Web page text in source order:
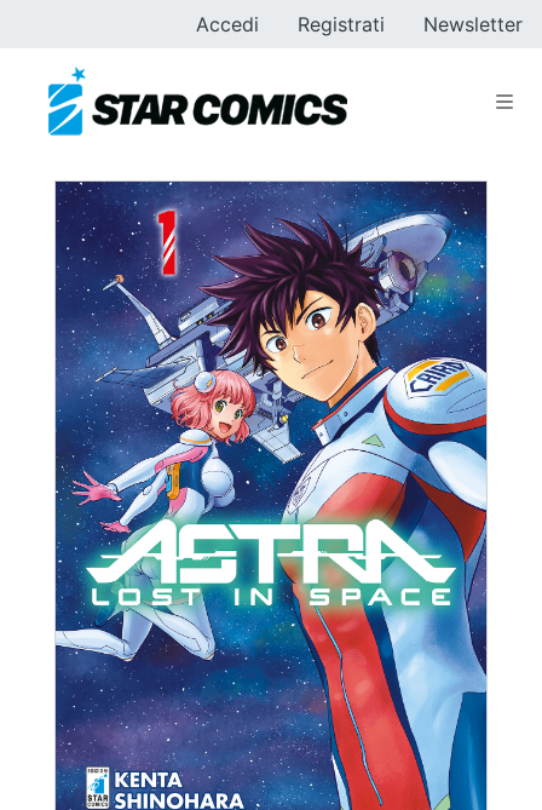
Accedi Registrati Newsletter